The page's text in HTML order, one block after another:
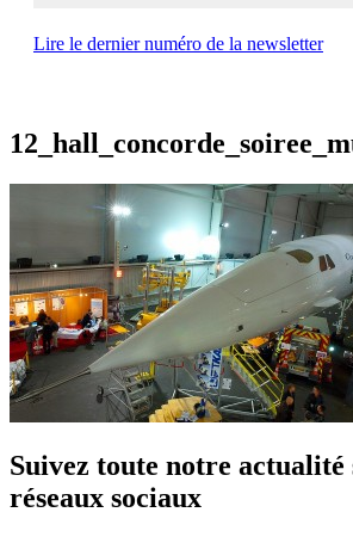
Lire le dernier numéro de la newsletter
Suivez toute notre actualité
réseaux sociaux